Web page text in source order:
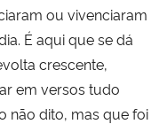
ou vivenciaram
É aqui que se dá
crescente,
em versos tudo
não dito, mas que foi